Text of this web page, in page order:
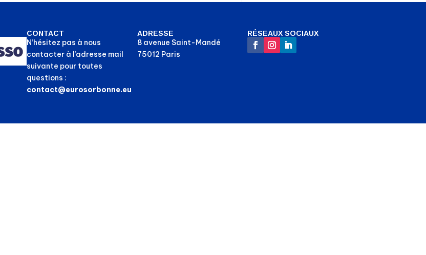
CONTACT
N’hésitez pas à nous
contacter à l’adresse mail
suivante pour toutes
questions :
contact@eurosorbonne.eu
ADRESSE
8 avenue Saint-Mandé
75012 Paris
RÉSEAUX SOCIAUX